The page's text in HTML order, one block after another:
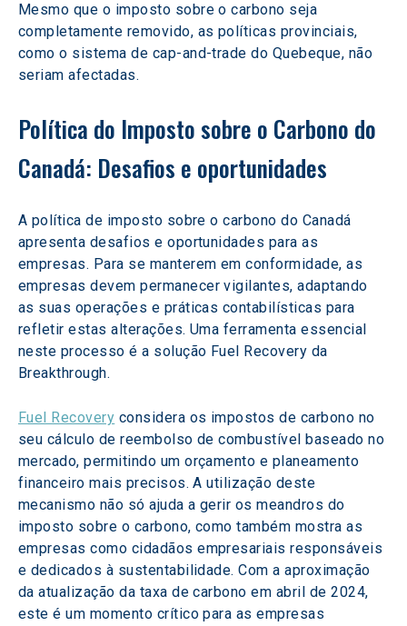
Mesmo que o imposto sobre o carbono seja
completamente removido, as políticas provinciais,
como o sistema de cap-and-trade do Quebeque, não
seriam afectadas.
Política do Imposto sobre o Carbono do
Canadá: Desafios e oportunidades
A política de imposto sobre o carbono do Canadá
apresenta desafios e oportunidades para as
empresas. Para se manterem em conformidade, as
empresas devem permanecer vigilantes, adaptando
as suas operações e práticas contabilísticas para
refletir estas alterações. Uma ferramenta essencial
neste processo é a solução Fuel Recovery da
Breakthrough.
Fuel Recovery considera os impostos de carbono no
seu cálculo de reembolso de combustível baseado no
mercado, permitindo um orçamento e planeamento
financeiro mais precisos. A utilização deste
mecanismo não só ajuda a gerir os meandros do
imposto sobre o carbono, como também mostra as
empresas como cidadãos empresariais responsáveis
e dedicados à sustentabilidade. Com a aproximação
da atualização da taxa de carbono em abril de 2024,
este é um momento crítico para as empresas